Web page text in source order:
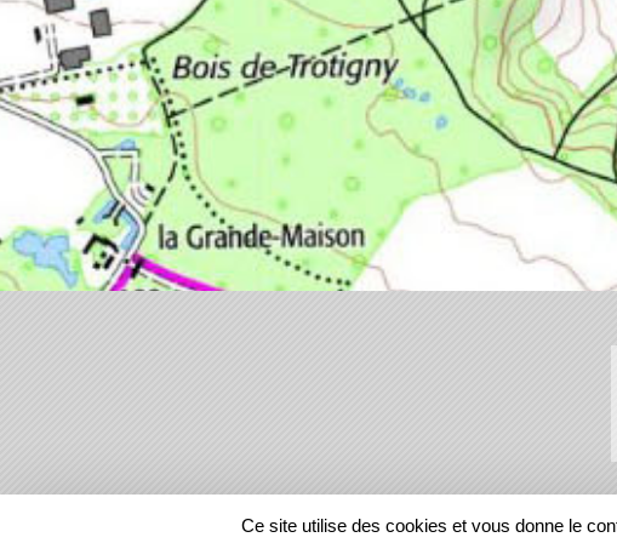
REGIONS
Ce site utilise des cookies et vous donne le